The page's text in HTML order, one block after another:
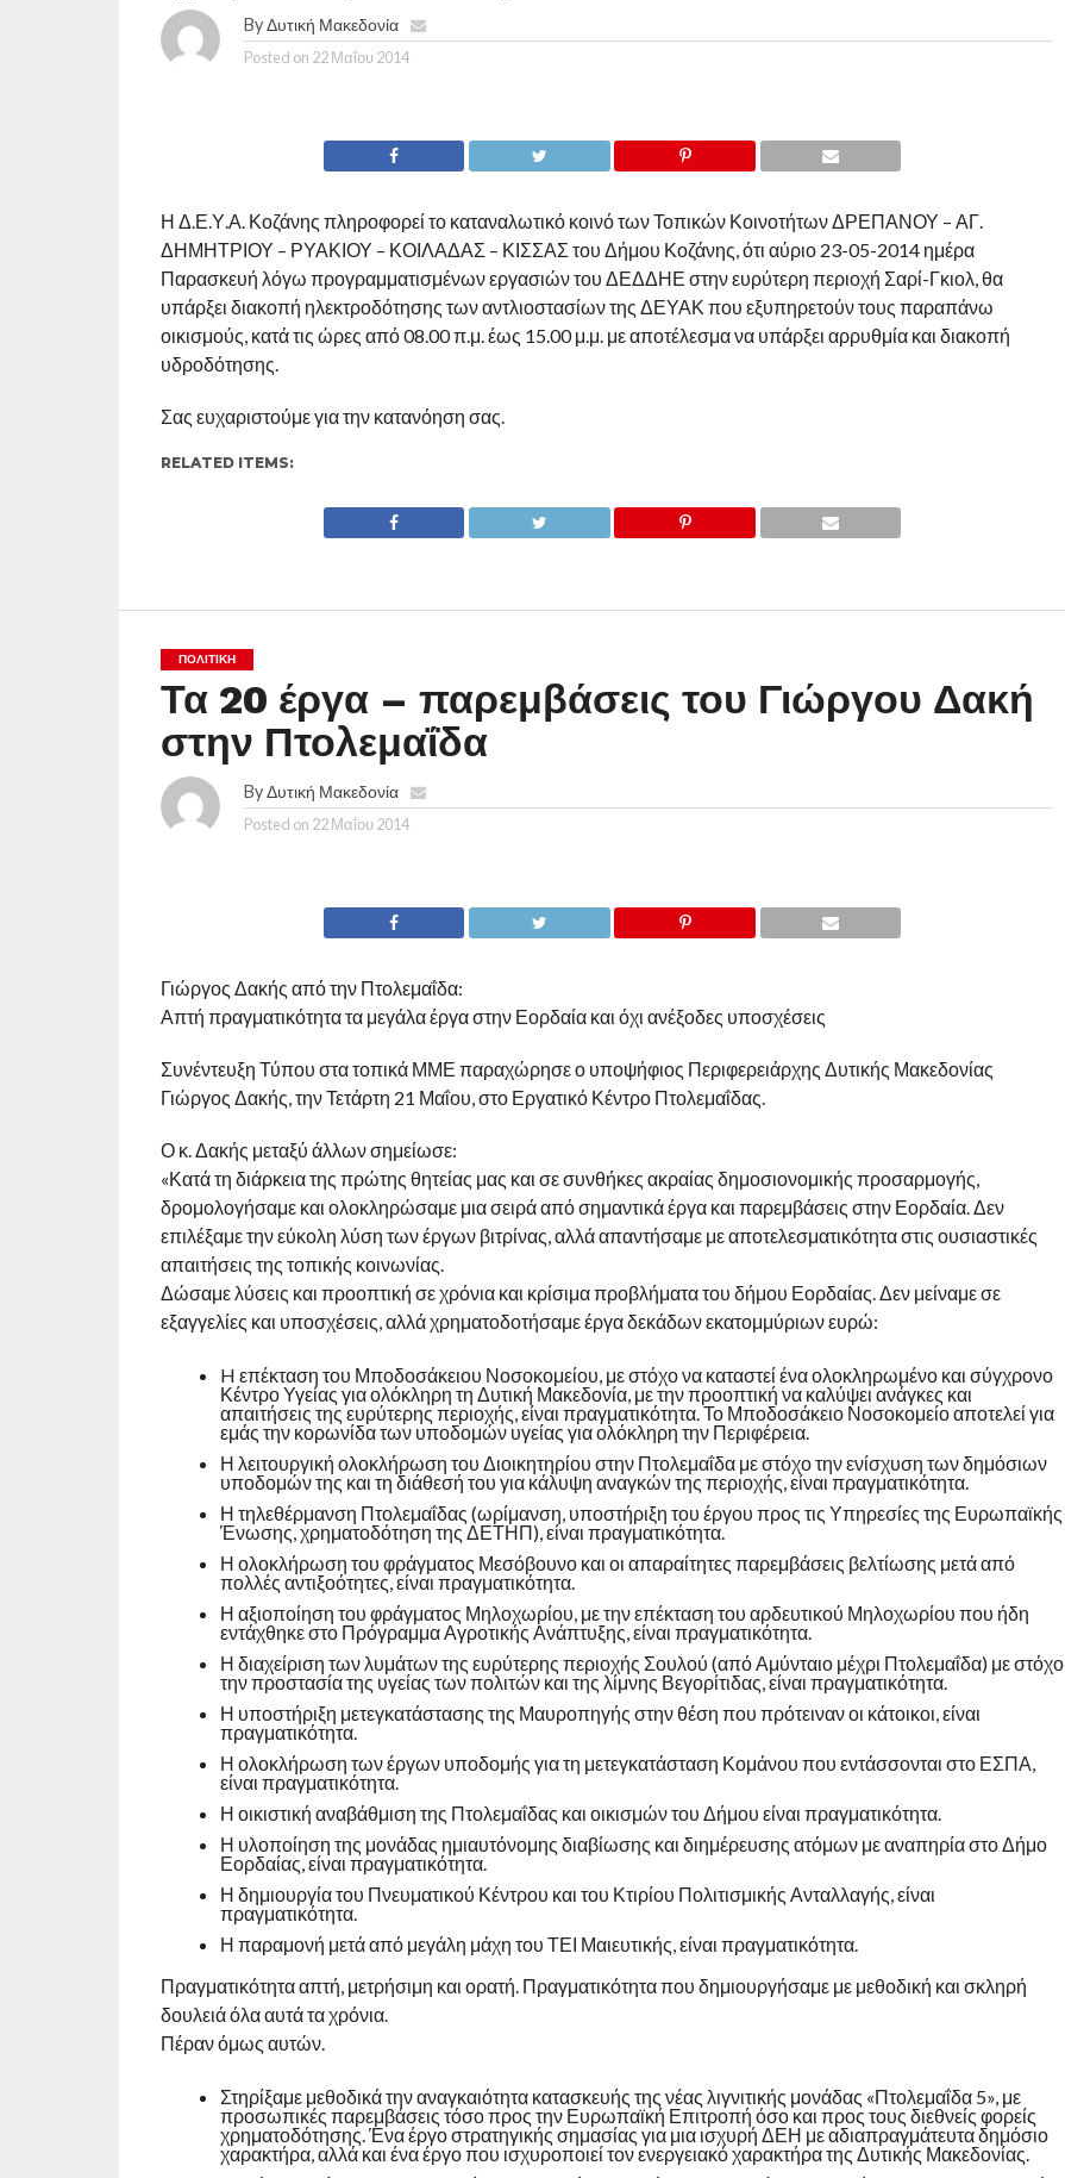
ByΔυτική Μακεδονία
Posted on 22 Μαΐου 2014
Η Δ.Ε.Υ.Α. Κοζάνης πληροφορεί το καταναλωτικό κοινό των Τοπικών Κοινοτήτων ΔΡΕΠΑΝΟΥ – ΑΓ.
ΔΗΜΗΤΡΙΟΥ – ΡΥΑΚΙΟΥ – ΚΟΙΛΑΔΑΣ – ΚΙΣΣΑΣ του Δήμου Κοζάνης, ότι αύριο 23-05-2014 ημέρα
Παρασκευή λόγω προγραμματισμένων εργασιών του ΔΕΔΔΗΕ στην ευρύτερη περιοχή Σαρί-Γκιολ, θα
υπάρξει διακοπή ηλεκτροδότησης των αντλιοστασίων της ΔΕΥΑΚ που εξυπηρετούν τους παραπάνω
οικισμούς, κατά τις ώρες από 08.00 π.μ. έως 15.00 μ.μ. με αποτέλεσμα να υπάρξει αρρυθμία και διακοπή
υδροδότησης.
Σας ευχαριστούμε για την κατανόηση σας.
RELATED ITEMS:
ΠΟΛΙΤΙΚΉ
Τα 20 έργα – παρεμβάσεις του Γιώργου Δακή
στην Πτολεμαΐδα
ByΔυτική Μακεδονία
Posted on 22 Μαΐου 2014
Γιώργος Δακής από την Πτολεμαΐδα:
Απτή πραγματικότητα τα μεγάλα έργα στην Εορδαία και όχι ανέξοδες υποσχέσεις
Συνέντευξη Τύπου στα τοπικά ΜΜΕ παραχώρησε ο υποψήφιος Περιφερειάρχης Δυτικής Μακεδονίας
Γιώργος Δακής, την Τετάρτη 21 Μαΐου, στο Εργατικό Κέντρο Πτολεμαΐδας.
Ο κ. Δακής μεταξύ άλλων σημείωσε:
«Κατά τη διάρκεια της πρώτης θητείας μας και σε συνθήκες ακραίας δημοσιονομικής προσαρμογής,
δρομολογήσαμε και ολοκληρώσαμε μια σειρά από σημαντικά έργα και παρεμβάσεις στην Εορδαία. Δεν
επιλέξαμε την εύκολη λύση των έργων βιτρίνας, αλλά απαντήσαμε με αποτελεσματικότητα στις ουσιαστικές
απαιτήσεις της τοπικής κοινωνίας.
Δώσαμε λύσεις και προοπτική σε χρόνια και κρίσιμα προβλήματα του δήμου Εορδαίας. Δεν μείναμε σε
εξαγγελίες και υποσχέσεις, αλλά χρηματοδοτήσαμε έργα δεκάδων εκατομμύριων ευρώ:
H επέκταση του Μποδοσάκειου Νοσοκομείου, με στόχο να καταστεί ένα ολοκληρωμένο και σύγχρονο
Κέντρο Υγείας για ολόκληρη τη Δυτική Μακεδονία, με την προοπτική να καλύψει ανάγκες και
απαιτήσεις της ευρύτερης περιοχής, είναι πραγματικότητα. Το Μποδοσάκειο Νοσοκομείο αποτελεί για
εμάς την κορωνίδα των υποδομών υγείας για ολόκληρη την Περιφέρεια.
Η λειτουργική ολοκλήρωση του Διοικητηρίου στην Πτολεμαΐδα με στόχο την ενίσχυση των δημόσιων
υποδομών της και τη διάθεσή του για κάλυψη αναγκών της περιοχής, είναι πραγματικότητα.
Η τηλεθέρμανση Πτολεμαΐδας (ωρίμανση, υποστήριξη του έργου προς τις Υπηρεσίες της Ευρωπαϊκής
Ένωσης, χρηματοδότηση της ΔΕΤΗΠ), είναι πραγματικότητα.
Η ολοκλήρωση του φράγματος Μεσόβουνο και οι απαραίτητες παρεμβάσεις βελτίωσης μετά από
πολλές αντιξοότητες, είναι πραγματικότητα.
Η αξιοποίηση του φράγματος Μηλοχωρίου, με την επέκταση του αρδευτικού Μηλοχωρίου που ήδη
εντάχθηκε στο Πρόγραμμα Αγροτικής Ανάπτυξης, είναι πραγματικότητα.
Η διαχείριση των λυμάτων της ευρύτερης περιοχής Σουλού (από Αμύνταιο μέχρι Πτολεμαΐδα) με στόχο
την προστασία της υγείας των πολιτών και της λίμνης Βεγορίτιδας, είναι πραγματικότητα.
Η υποστήριξη μετεγκατάστασης της Μαυροπηγής στην θέση που πρότειναν οι κάτοικοι, είναι
πραγματικότητα.
Η ολοκλήρωση των έργων υποδομής για τη μετεγκατάσταση Κομάνου που εντάσσονται στο ΕΣΠΑ,
είναι πραγματικότητα.
Η οικιστική αναβάθμιση της Πτολεμαΐδας και οικισμών του Δήμου είναι πραγματικότητα.
Η υλοποίηση της μονάδας ημιαυτόνομης διαβίωσης και διημέρευσης ατόμων με αναπηρία στο Δήμο
Εορδαίας, είναι πραγματικότητα.
Η δημιουργία του Πνευματικού Κέντρου και του Κτιρίου Πολιτισμικής Ανταλλαγής, είναι
πραγματικότητα.
Η παραμονή μετά από μεγάλη μάχη του ΤΕΙ Μαιευτικής, είναι πραγματικότητα.
Πραγματικότητα απτή, μετρήσιμη και ορατή. Πραγματικότητα που δημιουργήσαμε με μεθοδική και σκληρή
δουλειά όλα αυτά τα χρόνια.
Πέραν όμως αυτών.
Στηρίξαμε μεθοδικά την αναγκαιότητα κατασκευής της νέας λιγνιτικής μονάδας «Πτολεμαΐδα 5», με
προσωπικές παρεμβάσεις τόσο προς την Ευρωπαϊκή Επιτροπή όσο και προς τους διεθνείς φορείς
χρηματοδότησης. Ένα έργο στρατηγικής σημασίας για μια ισχυρή ΔΕΗ με αδιαπραγμάτευτα δημόσιο
χαρακτήρα, αλλά και ένα έργο που ισχυροποιεί τον ενεργειακό χαρακτήρα της Δυτικής Μακεδονίας.